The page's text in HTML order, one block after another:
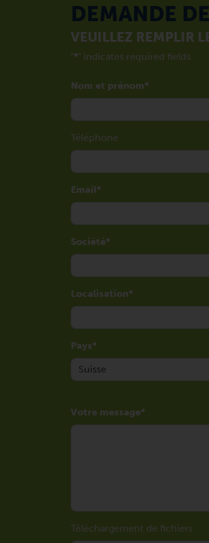
DEMANDE
VEUILLEZ REMPLIR
"*" indicates required fields
Nom et prénom
Téléphone
Email
Société
Localisation
Pays
Votre message
Téléchargement de fichiers